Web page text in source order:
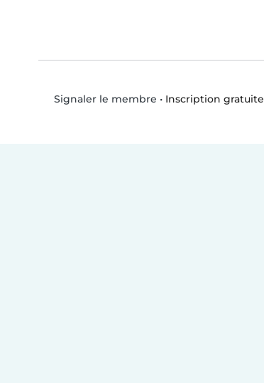
Signaler le membre • Inscription gratuite